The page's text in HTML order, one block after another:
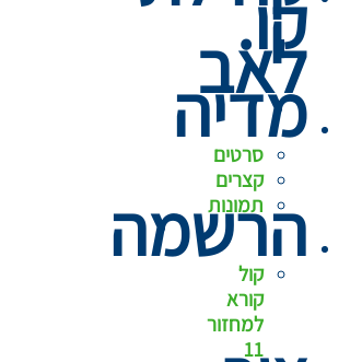
קו.
לאב
מדיה
סרטים
קצרים
תמונות
הרשמה
קול
קורא
למחזור
11